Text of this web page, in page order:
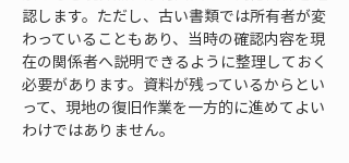
認します。ただし、古い書類では所有者が変
わっていることもあり、当時の確認内容を現
在の関係者へ説明できるように整理しておく
必要があります。資料が残っているからとい
って、現地の復旧作業を一方的に進めてよい
わけではありません。